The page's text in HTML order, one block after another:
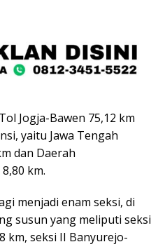
Jogja-Bawen 75,12 km
yaitu Jawa Tengah
dan Daerah
8,80 km.
menjadi enam seksi, di
susun yang meliputi seksi
km, seksi II Banyurejo-